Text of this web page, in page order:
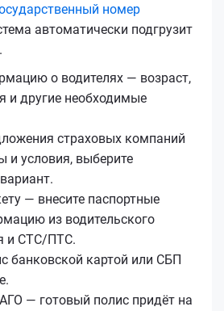
номер
автоматически подгрузит
о водителях — возраст,
и другие необходимые
страховых компаний
и условия, выберите
— внесите паспортные
из водительского
и СТС/ПТС.
банковской картой или СБП
— готовый полис придёт на